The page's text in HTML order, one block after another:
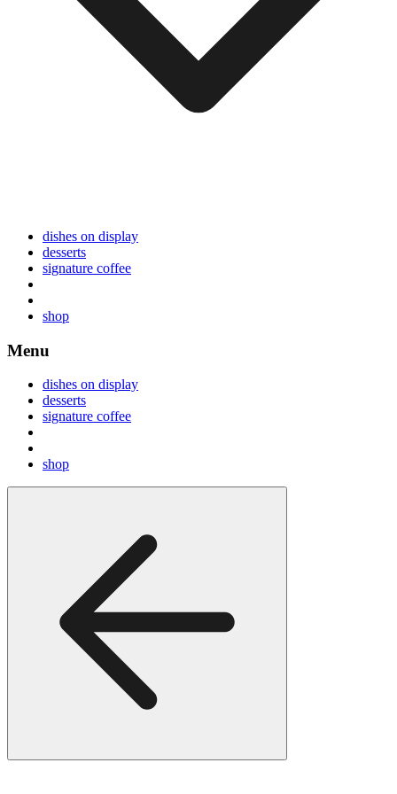
dishes on display
desserts
signature coffee
shop
Menu
dishes on display
desserts
signature coffee
shop